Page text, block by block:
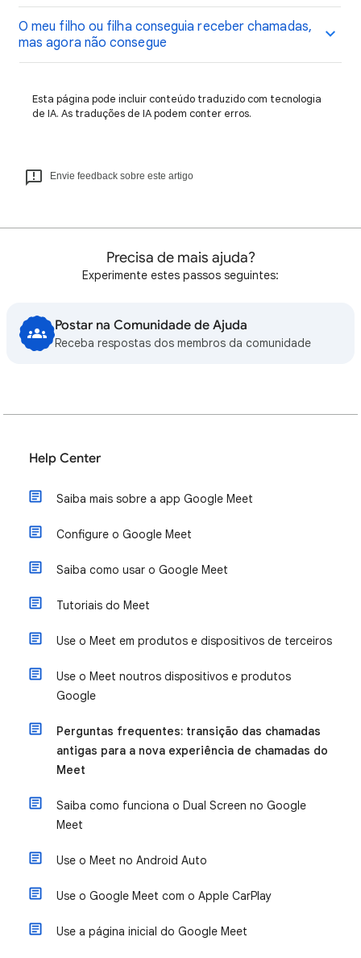
O meu filho ou filha conseguia receber chamadas,
mas agora não consegue
Esta página pode incluir conteúdo traduzido com tecnologia
de IA. As traduções de IA podem conter erros.
Envie feedback sobre este artigo
Precisa de mais ajuda?
Experimente estes passos seguintes:
Postar na Comunidade de Ajuda
Receba respostas dos membros da comunidade
Help Center
Saiba mais sobre a app Google Meet
Configure o Google Meet
Saiba como usar o Google Meet
Tutoriais do Meet
Use o Meet em produtos e dispositivos de terceiros
Use o Meet noutros dispositivos e produtos
Google
Perguntas frequentes: transição das chamadas
antigas para a nova experiência de chamadas do
Meet
Saiba como funciona o Dual Screen no Google
Meet
Use o Meet no Android Auto
Use o Google Meet com o Apple CarPlay
Use a página inicial do Google Meet